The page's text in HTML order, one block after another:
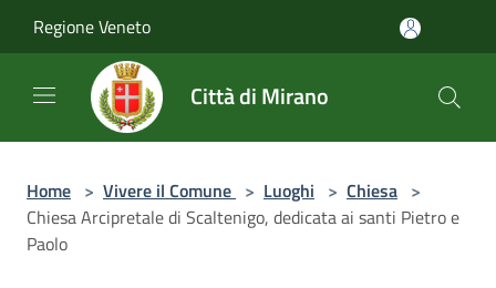
Regione Veneto
Città di Mirano
Home > Vivere il Comune > Luoghi > Chiesa >
Chiesa Arcipretale di Scaltenigo, dedicata ai santi Pietro e
Paolo